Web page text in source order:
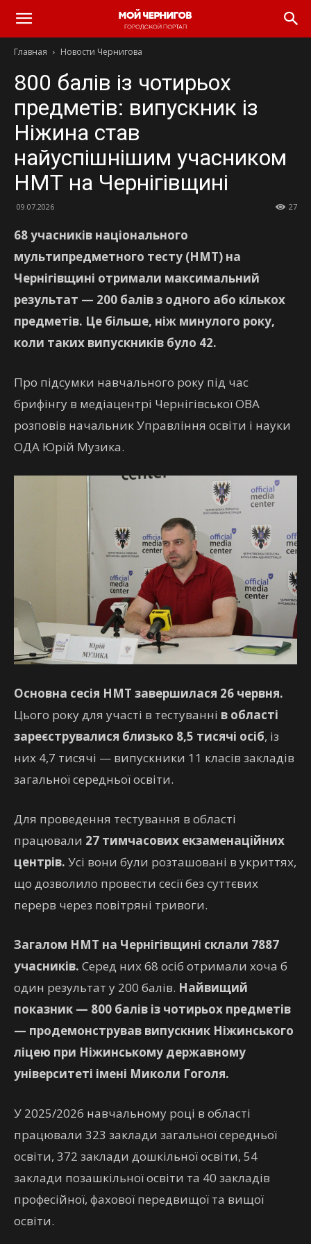
Главная Новости Чернигова
800 балів із чотирьох
предметів: випускник із
Ніжина став
найуспішнішим учасником
НМТ на Чернігівщині
09.07.2026 27
68 учасників національного
мультипредметного тесту (НМТ) на
Чернігівщині отримали максимальний
результат — 200 балів з одного або кількох
предметів. Це більше, ніж минулого року,
коли таких випускників було 42.
Про підсумки навчального року під час
брифінгу в медіацентрі Чернігівської ОВА
розповів начальник Управління освіти і науки
ОДА Юрій Музика.
Основна сесія НМТ завершилася 26 червня.
Цього року для участі в тестуванні в області
зареєструвалися близько 8,5 тисячі осіб, із
них 4,7 тисячі — випускники 11 класів закладів
загальної середньої освіти.
Для проведення тестування в області
працювали 27 тимчасових екзаменаційних
центрів. Усі вони були розташовані в укриттях,
що дозволило провести сесії без суттєвих
перерв через повітряні тривоги.
Загалом НМТ на Чернігівщині склали 7887
учасників. Серед них 68 осіб отримали хоча б
один результат у 200 балів. Найвищий
показник — 800 балів із чотирьох предметів
— продемонстрував випускник Ніжинського
ліцею при Ніжинському державному
університеті імені Миколи Гоголя.
У 2025/2026 навчальному році в області
працювали 323 заклади загальної середньої
освіти, 372 заклади дошкільної освіти, 54
заклади позашкільної освіти та 40 закладів
професійної, фахової передвищої та вищої
освіти.